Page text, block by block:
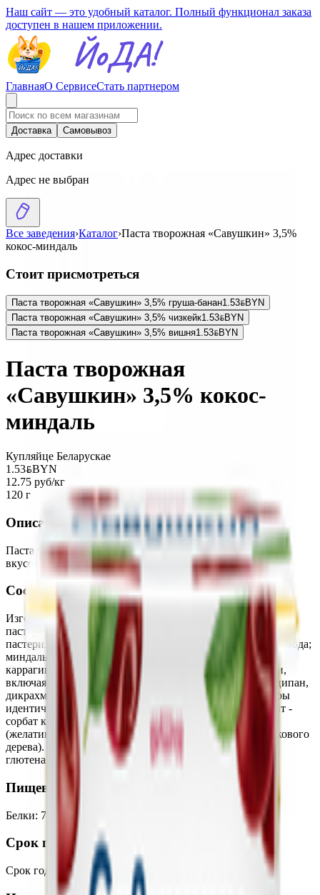
Наш сайт — это удобный каталог. Полный функционал заказа
доступен в нашем приложении.
ГлавнаяО СервисеСтать партнером
Доставка Самовывоз
Адрес доставки
Адрес не выбран
Все заведения›Каталог›Паста творожная «Савушкин» 3,5%
кокос-миндаль
Стоит присмотреться
Паста творожная «Савушкин» 3,5% груша-банан1.53BYNBYN
Паста творожная «Савушкин» 3,5% чизкейк1.53BYNBYN
Паста творожная «Савушкин» 3,5% вишня1.53BYNBYN
Паста творожная
«Савушкин» 3,5% кокос-
миндаль
Купляйце Беларускае
1.53BYNBYN
12.75 руб/кг
120 г
Описание
Паста творожная десертная массовой долей жира 3,5% с
вкусовым наполнителем «Кокос-миндаль».
Состав
Изготовлен из творога (молоко обезжиренное
пастеризованное с использованием закваски; сливок
пастеризованных; наполнителя «Кокос-миндаль» (сахар, вода;
миндаль, кокос; пищевые добавки: стабилизаторы -
каррагинан и его калиевая, натриевая, аммонийная соли,
включая фурцеллеран, натуральный ароматизатор Марципан,
дикрахмалфосфат оксипропилированный; ароматизаторы
идентичные натуральным - «Кокос», «Орех», консервант -
сорбат калия), сахар, комплексной пищевой добавки
(желатин, стабилизаторы - гуаровая камедь,камедь рожкового
дерева). Содержит орех. Может содержать следы яйца,
глютена.
Пищевая ценность на 100г
Белки: 7 :
Срок годности
Срок годности 40 суток